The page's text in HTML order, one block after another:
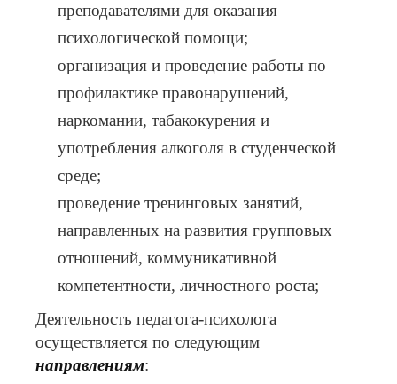
преподавателями для оказания
психологической помощи;
организация и проведение работы по
профилактике правонарушений,
наркомании, табакокурения и
употребления алкоголя в студенческой
среде;
проведение тренинговых занятий,
направленных на развития групповых
отношений, коммуникативной
компетентности, личностного роста;
Деятельность педагога-психолога
осуществляется по следующим
направлениям: